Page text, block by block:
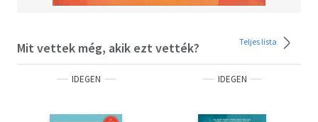
Mit vettek még, akik ezt vették? Teljes lista
IDEGEN IDEGEN